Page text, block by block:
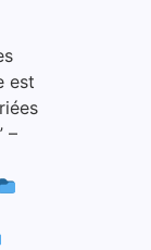
est
–